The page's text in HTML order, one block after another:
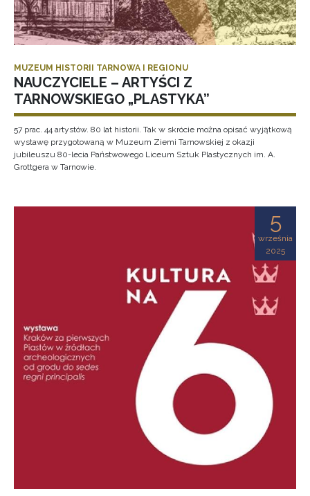
MUZEUM HISTORII TARNOWA I REGIONU
NAUCZYCIELE – ARTYŚCI Z
TARNOWSKIEGO „PLASTYKA”
57 prac. 44 artystów. 80 lat historii. Tak w skrócie można opisać wyjątkową
wystawę przygotowaną w Muzeum Ziemi Tarnowskiej z okazji
jubileuszu 80-lecia Państwowego Liceum Sztuk Plastycznych im. A.
Grottgera w Tarnowie.
5
września
2025